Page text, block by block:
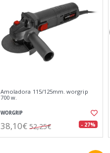
Amoladora 115/125mm. worgrip
700 w.
WORGRIP
38,10€ 52,25€ - 27%